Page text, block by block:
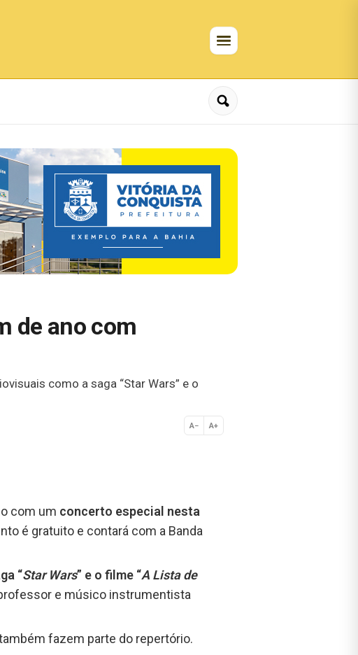
de ano com
como a saga “Star Wars” e o
A− A+
Normal
com um concerto especial nesta
é gratuito e contará com a Banda
“Star Wars” e o filme “A Lista de
e músico instrumentista
fazem parte do repertório.